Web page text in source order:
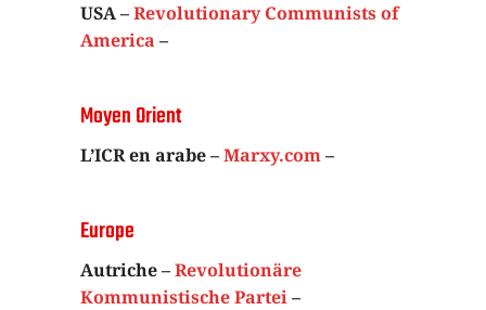
USA –Revolutionary Communists of
America –
Moyen Orient
L’ICR en arabe –Marxy.com–
Europe
Autriche –Revolutionäre
Kommunistische Partei–